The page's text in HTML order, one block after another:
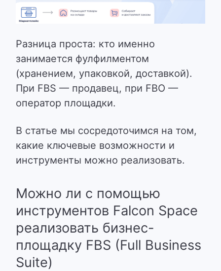
Разница проста: кто именно
занимается фулфилментом
(хранением, упаковкой, доставкой).
При FBS — продавец, при FBO —
оператор площадки.
В статье мы сосредоточимся на том,
какие ключевые возможности и
инструменты можно реализовать.
Можно ли с помощью
инструментов Falcon Space
реализовать бизнес-
площадку FBS (Full Business
Suite)